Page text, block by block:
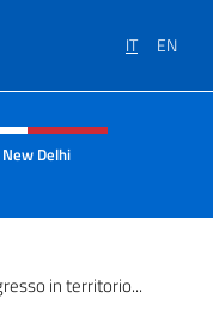
IT EN
e menù
Delhi
in territorio...